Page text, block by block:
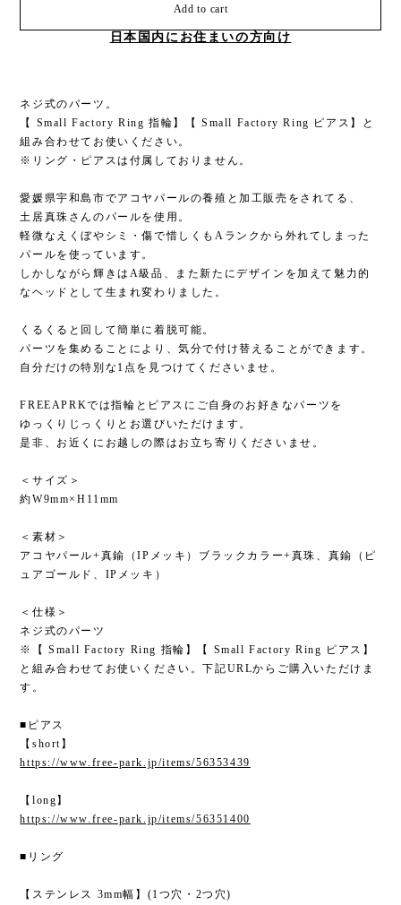
組み合わせてお使いください。
※リング・ピアスは付属しておりません。
軽微なえくぼやシミ・傷で惜しくもAランクから外れてしまった
パールを使っています。
しかしながら輝きはA級品、また新たにデザインを加えて魅力的
なヘッドとして生まれ変わりました。
くるくると回して簡単に着脱可能。
パーツを集めることにより、気分で付け替えることができます。
自分だけの特別な1点を見つけてくださいませ。
FREEAPRKでは指輪とピアスにご自身のお好きなパーツを
ゆっくりじっくりとお選びいただけます。
＜サイズ＞
約W9mm×H11mm
＜素材＞
アコヤパール+真鍮（IPメッキ）ブラックカラー+真珠、真鍮（ピ
ュアゴールド、IPメッキ）
＜仕様＞
ネジ式のパーツ
と組み合わせてお使いください。下記URLからご購入いただけま
す。
【short】
https://www.free-park.jp/items/56353439
【long】
https://www.free-park.jp/items/56351400
■リング
【ステンレス 3mm幅】(1つ穴・2つ穴)
【ステンレス 8mm幅】(1つ穴・2つ穴)
https://www.free-park.jp/items/56327102